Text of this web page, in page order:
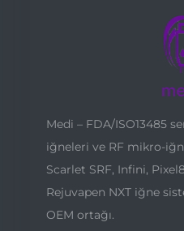
Medi – FDA/ISO13485
iğneleri ve RF mikro-
Scarlet SRF, Infini,
Rejuvapen NXT iğne
OEM ortağı.